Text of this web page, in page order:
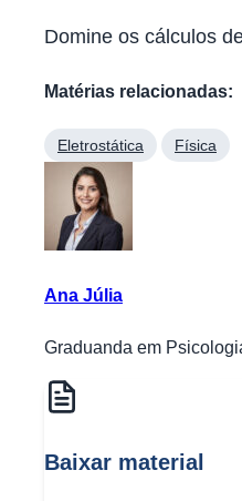
Domine os cálculos
Matérias relacionadas:
Eletrostática Física
Ana Júlia
Graduanda em
Baixar material